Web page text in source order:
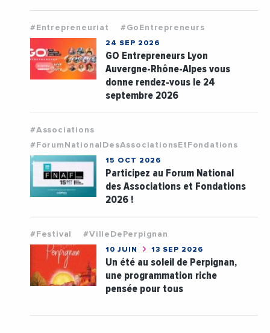
#Entrepreneuriat #GoEntrepreneurs
24 SEP 2026
GO Entrepreneurs Lyon
Auvergne-Rhône-Alpes vous
donne rendez-vous le 24
septembre 2026
#Associations
#ForumNationalDesAssociationsEtFondations
15 OCT 2026
Participez au Forum National
des Associations et Fondations
2026 !
#Festival #VilleDePerpignan
10 JUIN 13 SEP 2026
Un été au soleil de Perpignan,
une programmation riche
pensée pour tous